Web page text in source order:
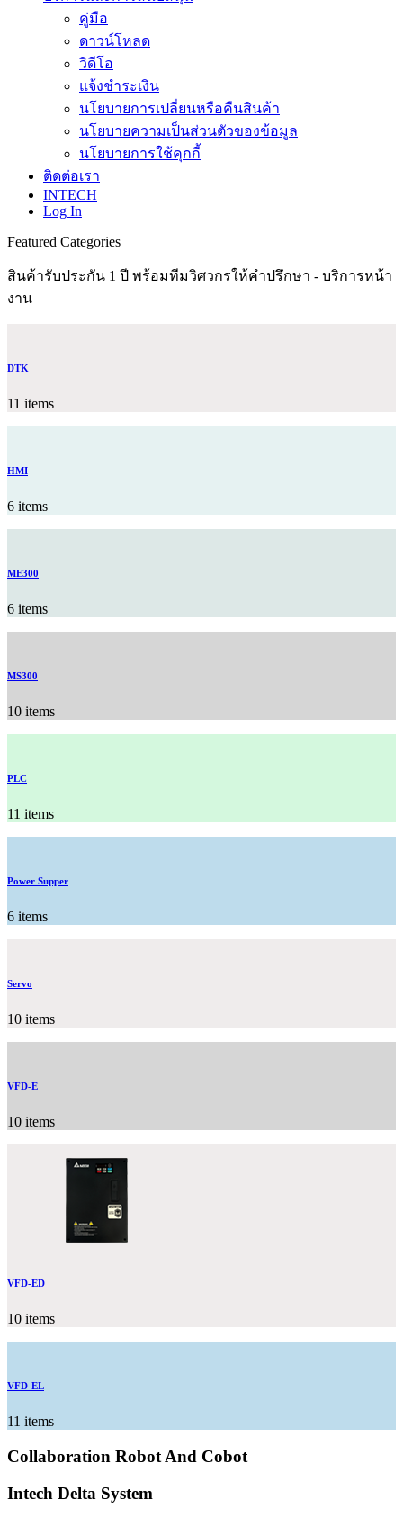
คู่มือ
ดาวน์โหลด
วิดีโอ
แจ้งชำระเงิน
นโยบายการเปลี่ยนหรือคืนสินค้า
นโยบายความเป็นส่วนตัวของข้อมูล
นโยบายการใช้คุกกี้
ติดต่อเรา
INTECH
Log In
Featured Categories
สินค้ารับประกัน 1 ปี พร้อมทีมวิศวกรให้คำปรึกษา - บริการหน้า
งาน
DTK
11 items
HMI
6 items
ME300
6 items
MS300
10 items
PLC
11 items
Power Supper
6 items
Servo
10 items
VFD-E
10 items
VFD-ED
10 items
VFD-EL
11 items
Collaboration Robot And Cobot
Intech Delta System